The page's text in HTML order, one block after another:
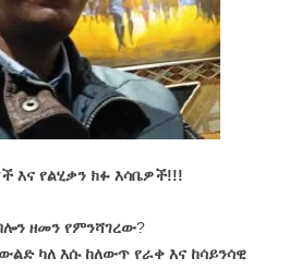
እና የልሂቃን ክፉ እሳቤዎች!!!
ዘመን የምንሻገረው?
ካለ እሱ ከለውጥ የራቀ እና ከሳይንሳዊ